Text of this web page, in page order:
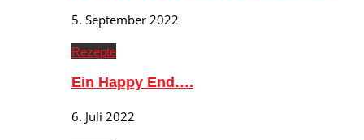
5. September 2022
Rezepte
Ein Happy End….
6. Juli 2022